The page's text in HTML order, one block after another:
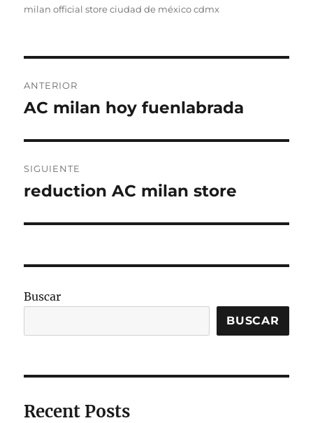
milan official store ciudad de méxico cdmx
de
ANTERIOR
Entrada
AC milan hoy fuenlabrada
SIGUIENTE
Entrada
reduction AC milan store
Buscar
BUSCAR
Recent Posts